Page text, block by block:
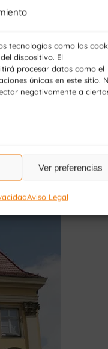
tecnologías como las
dispositivo. El
procesar datos como el
únicas en este sitio.
negativamente a
Ver preferencias
Aviso Legal